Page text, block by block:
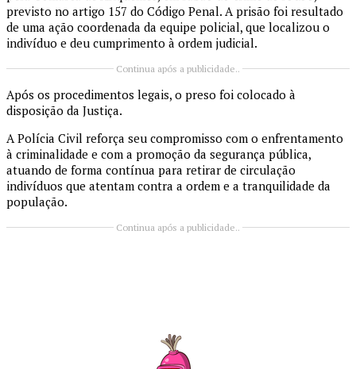
previsto no artigo 157 do Código Penal. A prisão foi resultado
de uma ação coordenada da equipe policial, que localizou o
indivíduo e deu cumprimento à ordem judicial.
Continua após a publicidade..
Após os procedimentos legais, o preso foi colocado à
disposição da Justiça.
A Polícia Civil reforça seu compromisso com o enfrentamento
à criminalidade e com a promoção da segurança pública,
atuando de forma contínua para retirar de circulação
indivíduos que atentam contra a ordem e a tranquilidade da
população.
Continua após a publicidade..